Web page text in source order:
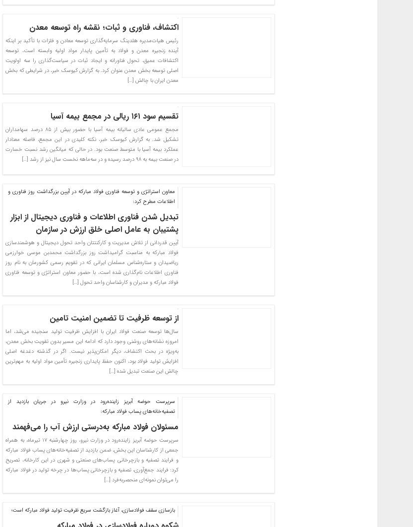
اکتشاف، فناوری و ثبات؛ نقشه راه توسعه معدن
رئیس هیات‌مدیره هلدینگ سرمایه‌گذاری توسعه معادن و فلزات با تأکید بر اینکه
آینده زنجیره معدن و فولاد به تأمین پایدار مواد اولیه وابسته است، توسعه
اکتشافات عمیق، تحول فناورانه و ایجاد ثبات در سیاست‌گذاری را سه اولویت
اصلی توسعه بخش معدن عنوان کرد. به گزارش کیوسک خبر، در شرایطی که بخش
معدن ایران با چالش […]
تقسیم سود ۱۶۱ ریالی در مجمع بیمه آسیا
مجمع عمومی عادی سالیانه بیمه آسیا با حضور بیش از ۸۵ درصد سهامداران
تشکیل شد. به گزارش کیوسک خبر، نکته کلیدی در این مجمع، فاصله معنادار
عملکرد بیمه آسیا با متوسط صنعت بود. در حالی که میانگین رشد نسبت خسارت
در صنعت بیمه به ۹۸ درصد رسیده و در سه‌ماهه نخست سال نیز از رشد […]
معاون استراتژی و توسعه فناوری فولاد مبارکه در آیین بزرگداشت روز فناوری و
اطلاعات مطرح کرد:
تبدیل شدن فناوری اطلاعات و فناوری دیجیتال از ابزار
پشتیبان به عامل اصلی خلق ارزش در سازمان
آیین قدردانی از تلاش مدیریت و کارکنتتان واحد تحول دیجیتال و هوشمندسازی
فولاد مبارکه به مناسبت گرامیداشت روز بزرگداشت محمدبن موسی خوارزمی
ریاضیدان و ستاره‌شناس مسلمان ایرانی که در تقویم رسمی کشورمان به نام روز
فناوری اطلاعات نام‌گذاری شده است، با حضور معاون استراتژی و توسعه فناوری
فولاد مبارکه و مدیران و کارشناسان واحد تحول […]
از توسعه ظرفیت تا تضمین امنیت تامین
سال‌ها توسعه صنعت فولاد ایران با افزایش ظرفیت تولید سنجیده می‌شد، اما
امروزه نشانه‌های روشنی وجود دارد که ادامه این مسیر بدون تقویت بخش معدن،
به‌ویژه در بحث اکتشاف، دیگر امکان‌پذیر نیست. اگر در گذشته دغدغه اصلی
افزایش تولید فولاد بود، اکنون حفظ پایداری زنجیره تأمین مواد اولیه به مهم‌ترین
چالش این صنعت تبدیل شده […]
سرپرست حوضه آبریز زاینده‌رود در وزارت نیرو در جریان بازدید از
تصفیه‌خانه‌های پساب فولاد مبارکه:
مسئولان فولاد مبارکه به‌درستی ارزش آب را می‌فهمند
سرپرست حوضه آبریز زاینده‌رود در وزارت نیرو، روز چهارشنبه ۱۷ تیرماه، به همراه
جمعی از کارشناسان این بخش، ضمن بازدید از تصفیه‌خانه‌های پساب فولاد مبارکه
و فرایند تصفیه و بازچرخانی پساب‌های صنعتی و شهری در این کارخانه، تصریح
کرد: فرایند جمع‌آوری، تصفیه و بازچرخانی پساب‌ها در چرخه تولید در فولاد مبارکه
را می‌توان نمونه‌ای منحصربه‌فرد […]
بازسازی سقف فولادسازی، آغاز بازگشت سریع ظرفیت تولید فولاد مبارکه است؛